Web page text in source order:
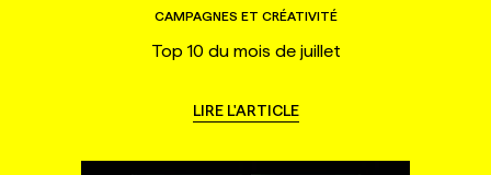
CAMPAGNES ET CRÉATIVITÉ
Top 10 du mois de juillet
LIRE L'ARTICLE